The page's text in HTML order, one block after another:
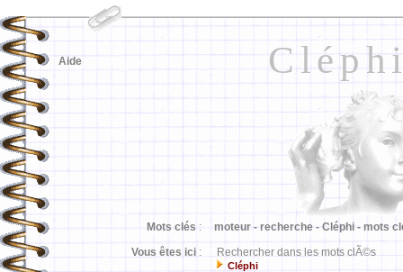
Aide
Mots clés : moteur - recherche - Cléphi - mots
Vous êtes ici : Rechercher dans les mots clÃ©s
Cléphi